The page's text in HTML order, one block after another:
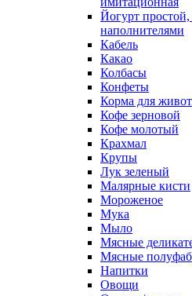
Йогурт
наполнителями
Кабель
Какао
Колбасы
Конфеты
Корма для
Кофе зерновой
Кофе молотый
Крахмал
Крупы
Лук зеленый
Малярные кисти
Мороженое
Мука
Мыло
Мясные
Мясные
Напитки
Овощи